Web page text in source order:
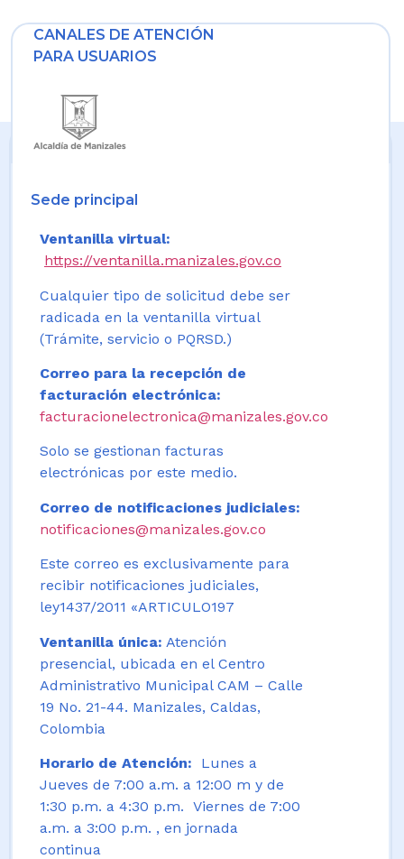
CANALES DE ATENCIÓN
PARA USUARIOS
Sede principal
Ventanilla virtual:
https://ventanilla.manizales.gov.co
Cualquier tipo de solicitud debe ser
radicada en la ventanilla virtual
(Trámite, servicio o PQRSD.)
Correo para la recepción de
facturación electrónica:
facturacionelectronica@manizales.gov.co
Solo se gestionan facturas
electrónicas por este medio.
Correo de notificaciones judiciales:
notificaciones@manizales.gov.co
Este correo es exclusivamente para
recibir notificaciones judiciales,
ley1437/2011 «ARTICULO197
Ventanilla única: Atención
presencial, ubicada en el Centro
Administrativo Municipal CAM – Calle
19 No. 21-44. Manizales, Caldas,
Colombia
Horario de Atención:
Lunes a
Jueves de 7:00 a.m. a 12:00 m y de
1:30 p.m. a 4:30 p.m. Viernes de 7:00
a.m. a 3:00 p.m. , en jornada
continua